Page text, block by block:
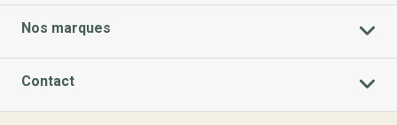
Nos marques
Contact